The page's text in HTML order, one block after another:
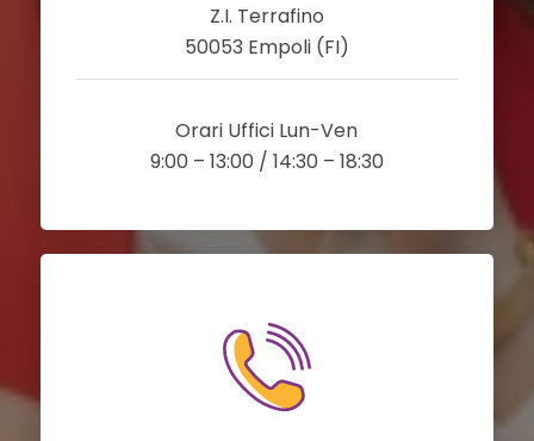
Z.I. Terrafino
50053 Empoli (FI)
Orari Uffici Lun-Ven
9:00 – 13:00 / 14:30 – 18:30